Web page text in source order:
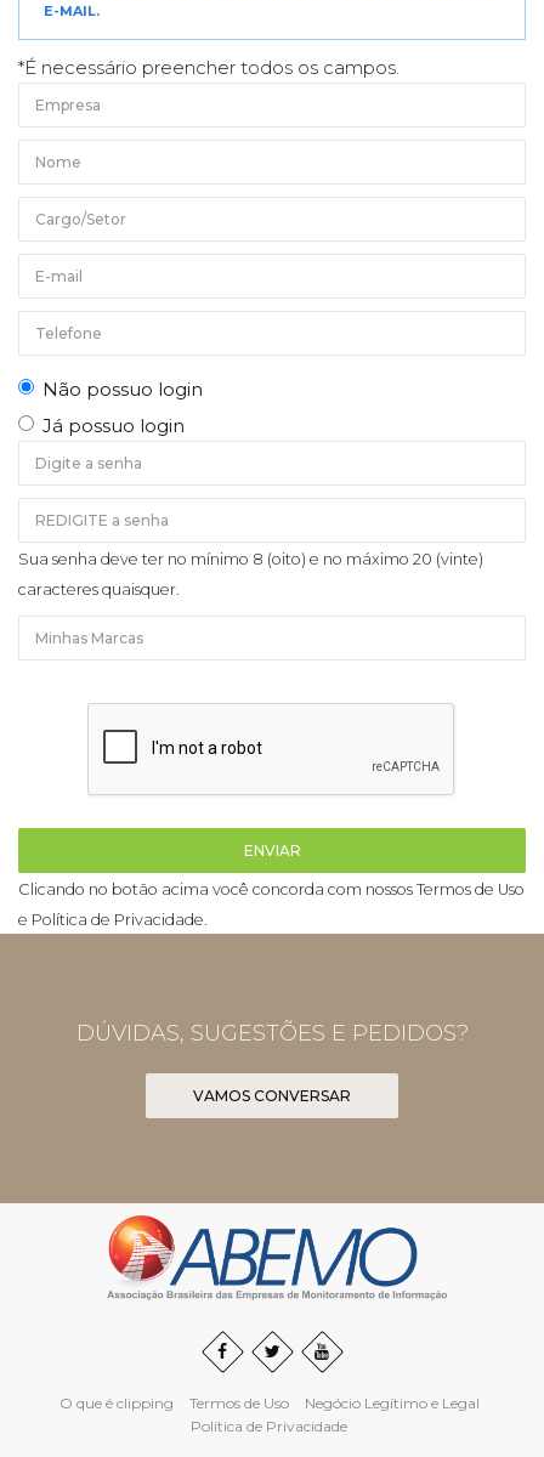
E-MAIL.
*É necessário preencher todos os campos.
Não possuo login
Já possuo login
Sua senha deve ter no mínimo 8 (oito) e no máximo 20 (vinte)
caracteres quaisquer.
ENVIAR
Clicando no botão acima você concorda com nossos Termos de Uso
e Política de Privacidade.
DÚVIDAS, SUGESTÕES E PEDIDOS?
VAMOS CONVERSAR
O que é clipping Termos de Uso
Negócio Legítimo e Legal
Política de Privacidade